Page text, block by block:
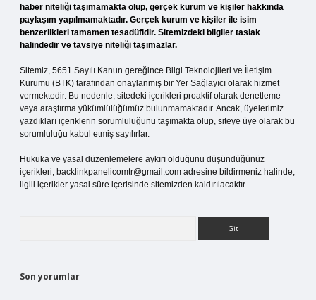
haber niteliği taşımamakta olup, gerçek kurum ve kişiler hakkında
paylaşım yapılmamaktadır. Gerçek kurum ve kişiler ile isim
benzerlikleri tamamen tesadüfidir. Sitemizdeki bilgiler taslak
halindedir ve tavsiye niteliği taşımazlar.
Sitemiz, 5651 Sayılı Kanun gereğince Bilgi Teknolojileri ve İletişim
Kurumu (BTK) tarafından onaylanmış bir Yer Sağlayıcı olarak hizmet
vermektedir. Bu nedenle, sitedeki içerikleri proaktif olarak denetleme
veya araştırma yükümlülüğümüz bulunmamaktadır. Ancak, üyelerimiz
yazdıkları içeriklerin sorumluluğunu taşımakta olup, siteye üye olarak bu
sorumluluğu kabul etmiş sayılırlar.
Hukuka ve yasal düzenlemelere aykırı olduğunu düşündüğünüz
içerikleri, backlinkpanelicomtr@gmail.com adresine bildirmeniz halinde,
ilgili içerikler yasal süre içerisinde sitemizden kaldırılacaktır.
Son yorumlar